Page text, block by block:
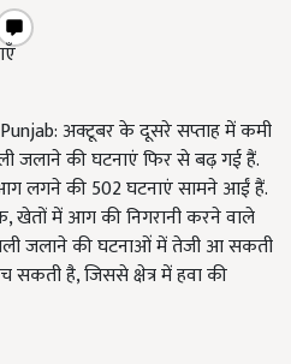
अक्टूबर के दूसरे सप्ताह में कमी
जलाने की घटनाएं फिर से बढ़ गई हैं.
लगने की 502 घटनाएं सामने आईं हैं.
खेतों में आग की निगरानी करने वाले
जलाने की घटनाओं में तेजी आ सकती
सकती है, जिससे क्षेत्र में हवा की